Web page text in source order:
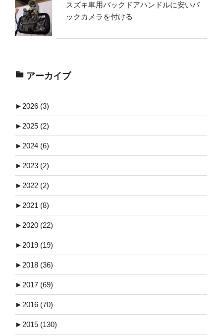
スズキ車用バックドアハンドルに安いバ
ックカメラを付ける
アーカイブ
► 2026 (3)
► 2025 (2)
► 2024 (6)
► 2023 (2)
► 2022 (2)
► 2021 (8)
► 2020 (22)
► 2019 (19)
► 2018 (36)
► 2017 (69)
► 2016 (70)
► 2015 (130)